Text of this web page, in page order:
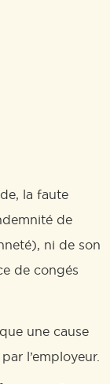
la faute
de
ni de son
de congés
une cause
l’employeur.